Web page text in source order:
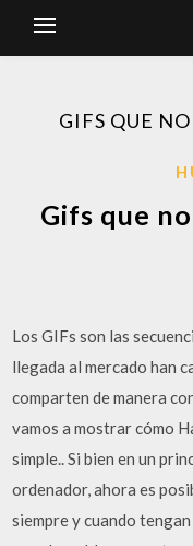
GIFS QUE
Gifs que
Los GIFs son las
llegada al mercado han
comparten de manera
vamos a mostrar cómo
simple.. Si bien en un
ordenador, ahora es
siempre y cuando